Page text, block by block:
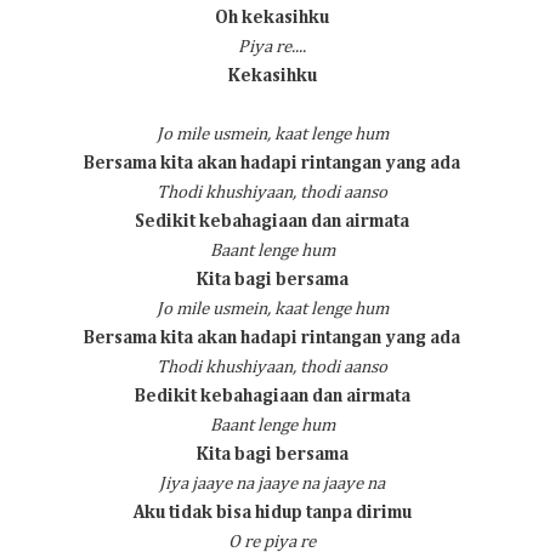
Oh kekasihku
Piya re....
Kekasihku
Jo mile usmein, kaat lenge hum
Bersama kita akan hadapi rintangan yang ada
Thodi khushiyaan, thodi aanso
Sedikit kebahagiaan dan airmata
Baant lenge hum
Kita bagi bersama
Jo mile usmein, kaat lenge hum
Bersama kita akan hadapi rintangan yang ada
Thodi khushiyaan, thodi aanso
Bedikit kebahagiaan dan airmata
Baant lenge hum
Kita bagi bersama
Jiya jaaye na jaaye na jaaye na
Aku tidak bisa hidup tanpa dirimu
O re piya re